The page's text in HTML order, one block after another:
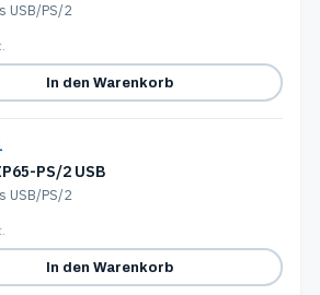
USB/PS/2
In den Warenkorb
PS/2 USB
USB/PS/2
In den Warenkorb